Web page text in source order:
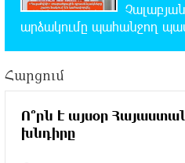
22:59:55 7-08-2026
Պայթյուն՝
զոհերի ու
22:40:18 7-08-2026
«Ռեալը»
Դիոմանդեի
արձակումը պահանջող
Հարցում
Ո՞րն է այսօր
խնդիրը